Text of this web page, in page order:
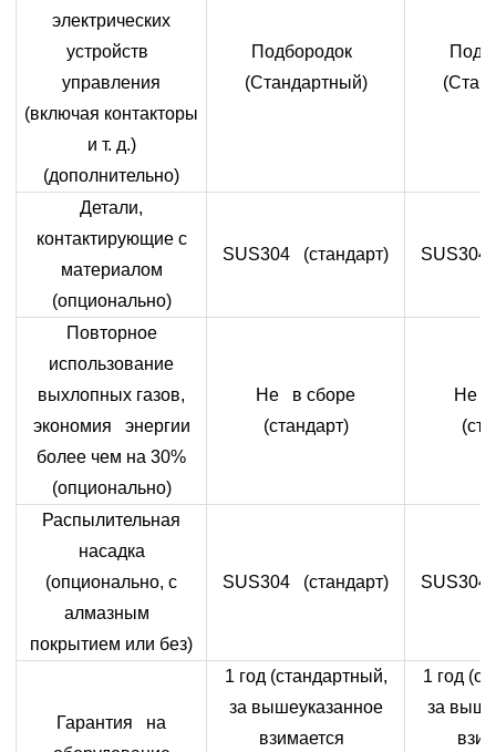
электрических
устройств
управления
(включая контакторы
и т. д.)
(дополнительно)
Подбородок
(Стандартный)
Детали,
контактирующие с
материалом
(опционально)
SUS304 (стандарт) SUS304
Повторное
использование
выхлопных газов,
экономия энергии
более чем на 30%
(опционально)
Не в сборе
(стандарт)
Не
Распылительная
насадка
(опционально, с
алмазным
покрытием или без)
SUS304 (стандарт) SUS304
Гарантия на
1 год (стандартный,
за вышеуказанное
взимается
1 год
за